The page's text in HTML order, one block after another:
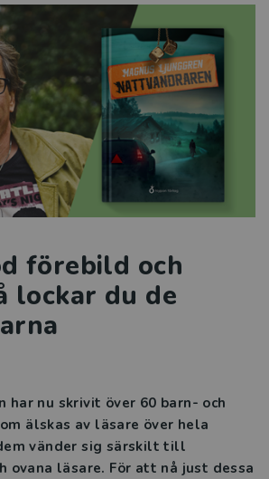
förebild och
lockar du de
har nu skrivit över 60 barn- och
älskas av läsare över hela
vänder sig särskilt till
ovana läsare. För att nå just dessa